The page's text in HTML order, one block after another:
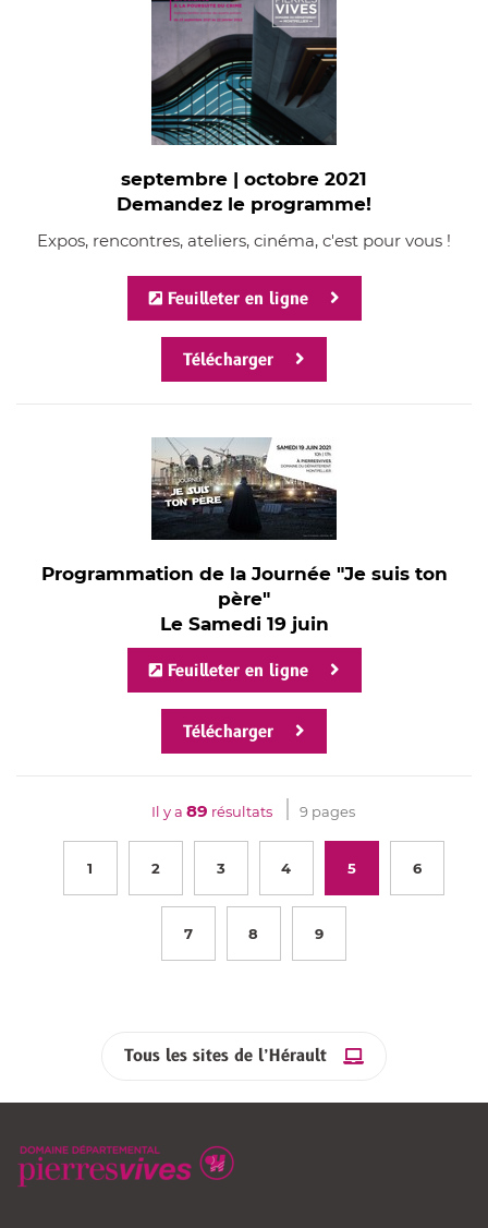
septembre | octobre 2021
Demandez le programme!
Expos, rencontres, ateliers, cinéma, c'est pour vous !
Feuilleter en ligne
Télécharger
Programmation de la Journée "Je suis ton
père"
Le Samedi 19 juin
Feuilleter en ligne
Télécharger
Il y a 89 résultats 9 pages
1 2 3 4 5 6
7 8 9
Tous les sites de l’Hérault